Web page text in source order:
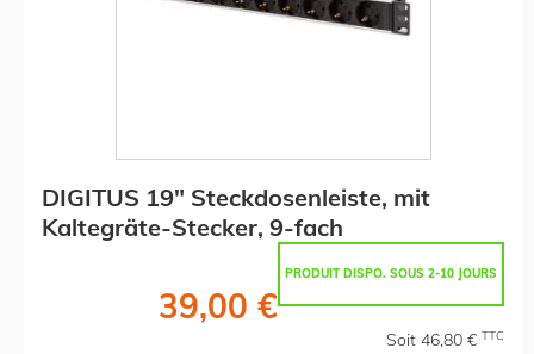
DIGITUS 19" Steckdosenleiste, mit
Kaltegräte-Stecker, 9-fach
PRODUIT DISPO. SOUS 2-10 JOURS
39,00 €
Soit 46,80 € TTC